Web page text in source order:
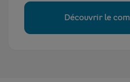
Découvrir le